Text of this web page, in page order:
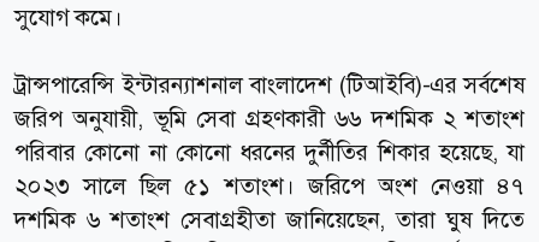
সুযোগ কমে।
ট্রান্সপারেন্সি ইন্টারন্যাশনাল বাংলাদেশ (টিআইবি)-এর সর্বশেষ
জরিপ অনুযায়ী, ভূমি সেবা গ্রহণকারী ৬৬ দশমিক ২ শতাংশ
পরিবার কোনো না কোনো ধরনের দুর্নীতির শিকার হয়েছে, যা
২০২৩ সালে ছিল ৫১ শতাংশ। জরিপে অংশ নেওয়া ৪৭
দশমিক ৬ শতাংশ সেবাগ্রহীতা জানিয়েছেন, তারা ঘুষ দিতে